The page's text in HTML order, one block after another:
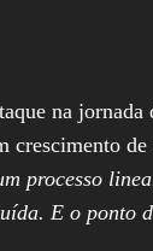
na
processo
E o ponto